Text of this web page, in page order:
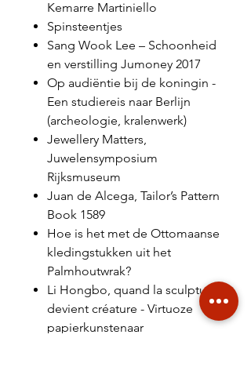
Kemarre Martiniello
Spinsteentjes
Sang Wook Lee – Schoonheid
en verstilling Jumoney 2017
Op audiëntie bij de koningin -
Een studiereis naar Berlijn
(archeologie, kralenwerk)
Jewellery Matters,
Juwelensymposium
Rijksmuseum
Juan de Alcega, Tailor’s Pattern
Book 1589
Hoe is het met de Ottomaanse
kledingstukken uit het
Palmhoutwrak?
Li Hongbo, quand la sculpture
devient créature - Virtuoze
papierkunstenaar